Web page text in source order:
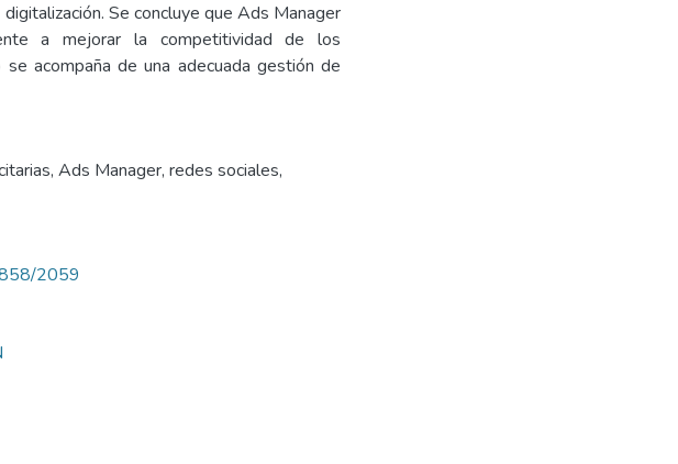
Se concluye que Ads Manager
a mejorar la competitividad de los
acompaña de una adecuada gestión de
, Ads Manager, redes sociales,
2059